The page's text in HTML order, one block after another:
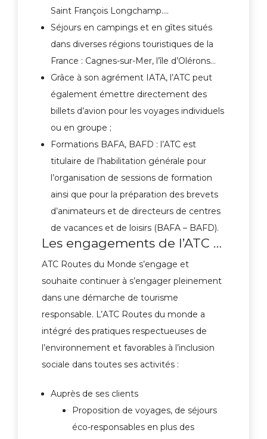
Saint François Longchamp….
Séjours en campings et en gîtes situés
dans diverses régions touristiques de la
France : Cagnes-sur-Mer, l’île d’Olérons…
Grâce à son agrément IATA, l’ATC peut
également émettre directement des
billets d’avion pour les voyages individuels
ou en groupe ;
Formations BAFA, BAFD : l’ATC est
titulaire de l’habilitation générale pour
l’organisation de sessions de formation
ainsi que pour la préparation des brevets
d’animateurs et de directeurs de centres
de vacances et de loisirs (BAFA – BAFD).
Les engagements de l’ATC …
ATC Routes du Monde s’engage et
souhaite continuer à s’engager pleinement
dans une démarche de tourisme
responsable. L’ATC Routes du monde a
intégré des pratiques respectueuses de
l’environnement et favorables à l’inclusion
sociale dans toutes ses activités :
Auprès de ses clients
Proposition de voyages, de séjours
éco-responsables en plus des